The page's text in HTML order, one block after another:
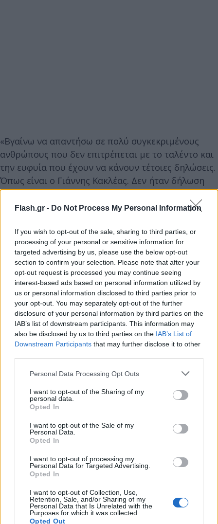
Flash.gr - Do Not Process My Personal Information
If you wish to opt-out of the sale, sharing to third parties, or
processing of your personal or sensitive information for
targeted advertising by us, please use the below opt-out
section to confirm your selection. Please note that after your
opt-out request is processed you may continue seeing
interest-based ads based on personal information utilized by
us or personal information disclosed to third parties prior to
your opt-out. You may separately opt-out of the further
disclosure of your personal information by third parties on the
IAB’s list of downstream participants. This information may
also be disclosed by us to third parties on the IAB’s List of
Downstream Participants that may further disclose it to other
Please note that this website/app uses one or more Google
not limited to your visit or usage behaviour. You may click to
grant or deny consent to Google and its third-party tags to
use your data for below specified purposes in below Google
consent section.
Personal Data Processing Opt Outs
I want to opt-out of the Sharing of my
personal data.
Opted In
I want to opt-out of the Sale of my
Personal Data.
Opted In
I want to opt-out of processing my
Personal Data for Targeted Advertising.
Opted In
I want to opt-out of Collection, Use,
Retention, Sale, and/or Sharing of my
Personal Data that Is Unrelated with the
Purposes for which it was collected.
Opted Out
«Βγαίνω να απαντήσω σε πολύ συγκεκριμένους
ανθρώπους που δεν επιτρέπεται με το ταλέντο και
την ευφυία που έχουν να κάνουν τέτοιες δηλώσεις.
Όπως είναι ο Γιάννης Κακλέας. Δεν ήταν δήλωση
αυτή, ότι “θα προτιμούσα να σκηνοθετήσω το βαθύ
λαρύγγι στο θέατρο παρά τον Σεφερλή”. Κι εκεί του
το κάνει», είπε αρχικά για τον σκηνοθέτη ο Μάρκος
Σεφερλής.
Και συνέχισε για τον Γιάννη Κακλέα, «Κι επειδή μου
ζήτησε συγγνώμη μέσω τρίτου προσώπου και
συγκεκριμένα μέσω του Σπύρου Μπιμπίλα, σας λέω
και το όνομα, είπα ότι προτιμώ τη συγγνώμη να
μου τη ζητήσει δημόσια ο ίδιος, όπως έκανε και τη
δήλωση».